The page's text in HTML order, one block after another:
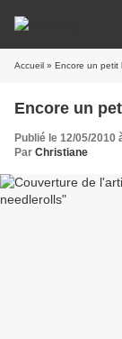
Accueil » Encore un petit
Encore un
Publié le 12/05/2010
Par Christiane